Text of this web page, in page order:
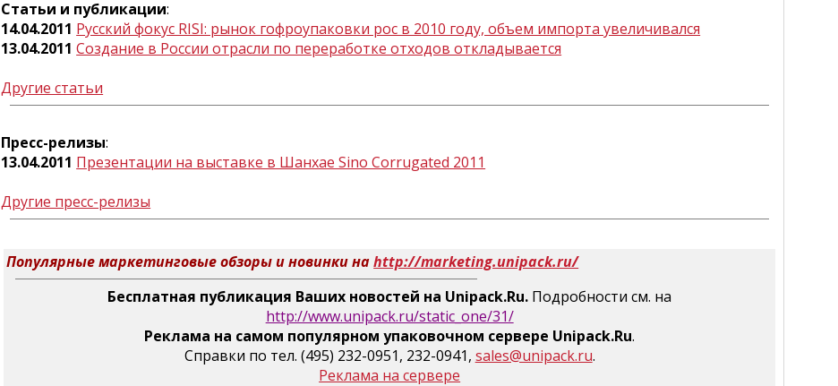
Статьи и публикации:
14.04.2011 Русский фокус RISI: рынок гофроупаковки рос в 2010 году, объем импорта увеличивался
13.04.2011 Создание в России отрасли по переработке отходов откладывается
Другие статьи
Пресс-релизы:
13.04.2011 Презентации на выставке в Шанхае Sino Corrugated 2011
Другие пресс-релизы
Популярные маркетинговые обзоры и новинки наhttp://marketing.unipack.ru/
Бесплатная публикация Ваших новостей на Unipack.Ru. Подробности см. на
http://www.unipack.ru/static_one/31/
Реклама на самом популярном упаковочном сервере Unipack.Ru.
Справки по тел. (495) 232-0951, 232-0941, sales@unipack.ru.
Реклама на сервере